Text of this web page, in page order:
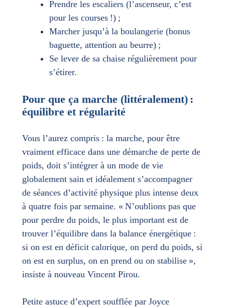
Prendre les escaliers (l’ascenseur, c’est
pour les courses !) ;
Marcher jusqu’à la boulangerie (bonus
baguette, attention au beurre) ;
Se lever de sa chaise régulièrement pour
s’étirer.
Pour que ça marche (littéralement) :
équilibre et régularité
Vous l’aurez compris : la marche, pour être
vraiment efficace dans une démarche de perte de
poids, doit s’intégrer à un mode de vie
globalement sain et idéalement s’accompagner
de séances d’activité physique plus intense deux
à quatre fois par semaine. « N’oublions pas que
pour perdre du poids, le plus important est de
trouver l’équilibre dans la balance énergétique :
si on est en déficit calorique, on perd du poids, si
on est en surplus, on en prend ou on stabilise »,
insiste à nouveau Vincent Pirou.
Petite astuce d’expert soufflée par Joyce